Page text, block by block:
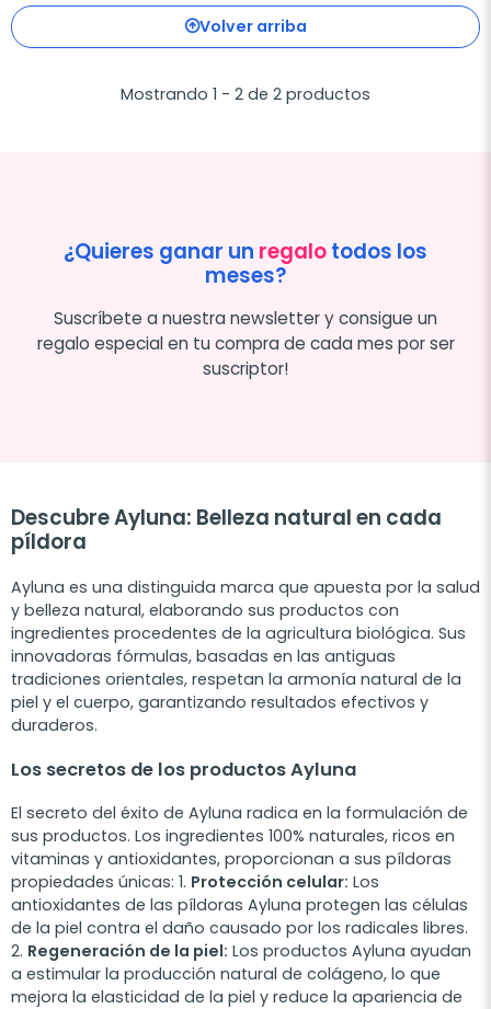
Volver arriba
Mostrando 1 - 2 de 2 productos
¿Quieres ganar un regalotodos los
meses?
Suscríbete a nuestra newsletter y consigue un
regalo especial en tu compra de cada mes por ser
suscriptor!
Descubre Ayluna: Belleza natural en cada
píldora
Ayluna es una distinguida marca que apuesta por la salud
y belleza natural, elaborando sus productos con
ingredientes procedentes de la agricultura biológica. Sus
innovadoras fórmulas, basadas en las antiguas
tradiciones orientales, respetan la armonía natural de la
piel y el cuerpo, garantizando resultados efectivos y
duraderos.
Los secretos de los productos Ayluna
El secreto del éxito de Ayluna radica en la formulación de
sus productos. Los ingredientes 100% naturales, ricos en
vitaminas y antioxidantes, proporcionan a sus píldoras
propiedades únicas: 1. Protección celular: Los
antioxidantes de las píldoras Ayluna protegen las células
de la piel contra el daño causado por los radicales libres.
2. Regeneración de la piel: Los productos Ayluna ayudan
a estimular la producción natural de colágeno, lo que
mejora la elasticidad de la piel y reduce la apariencia de